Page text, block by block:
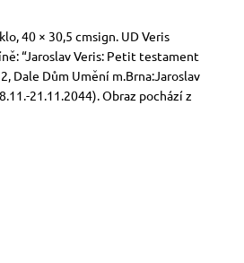
40 × 30,5 cmsign. UD Veris
“Jaroslav Veris: Petit testament
Dale Dům Umění m.Brna:Jaroslav
21.11.2044). Obraz pochází z